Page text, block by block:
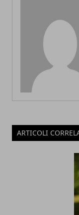
ARTICOLI